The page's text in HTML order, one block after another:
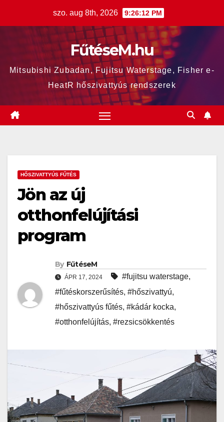
szo. aug 8th, 2026 9:26:12 PM
FűtéseM.hu
Mitsubishi Zubadan, Fujitsu Waterstage, Fisher e-
HeatR hőszivattyús rendszerek
HŐSZIVATTYÚS FŰTÉS
Jön az új
otthonfelújítási
program
By FűtéseM
ÁPR 17, 2024 #fujitsu waterstage,
#fűtéskorszerűsítés, #hőszivattyú,
#hőszivattyús fűtés, #kádár kocka,
#otthonfelújítás, #rezsicsökkentés